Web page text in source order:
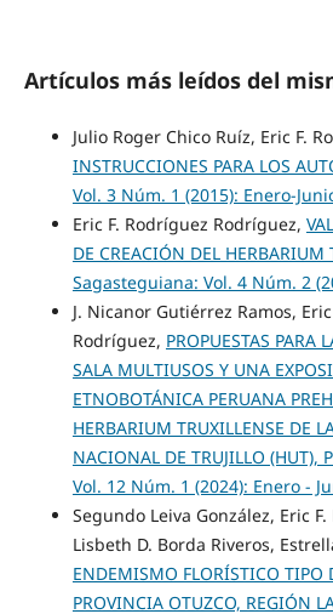
Artículos más leídos del
Julio Roger Chico Ruíz, Eric F.
INSTRUCCIONES PARA LOS
Vol. 3 Núm. 1 (2015): Enero-
Eric F. Rodríguez Rodríguez,
DE CREACIÓN DEL HERBARIUM
Sagasteguiana: Vol. 4 Núm. 2
J. Nicanor Gutiérrez Ramos,
Rodríguez, PROPUESTAS PARA
SALA MULTIUSOS Y UNA
ETNOBOTÁNICA PERUANA
HERBARIUM TRUXILLENSE DE
NACIONAL DE TRUJILLO (HUT),
Vol. 12 Núm. 1 (2024): Enero -
Segundo Leiva González, Eric
Lisbeth D. Borda Riveros,
ENDEMISMO FLORÍSTICO TIPO
PROVINCIA OTUZCO, REGIÓN